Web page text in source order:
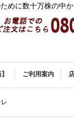
に数十万株の中か
ご利用案内